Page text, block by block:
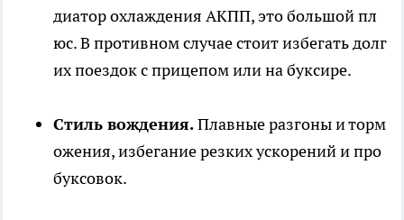
диатор охлаждения АКПП, это большой пл
юс. В противном случае стоит избегать долг
их поездок с прицепом или на буксире.
Стиль вождения.Плавные разгоны и торм
ожения, избегание резких ускорений и про
буксовок.